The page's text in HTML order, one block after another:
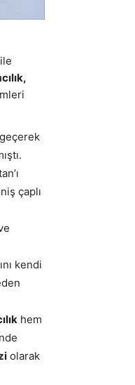
çaplı
kendi
hem
olarak